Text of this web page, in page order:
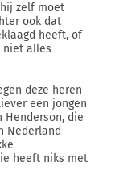
zelf moet
ook dat
heeft, of
niet alles
deze heren
een jongen
Henderson, die
Nederland
heeft niks met